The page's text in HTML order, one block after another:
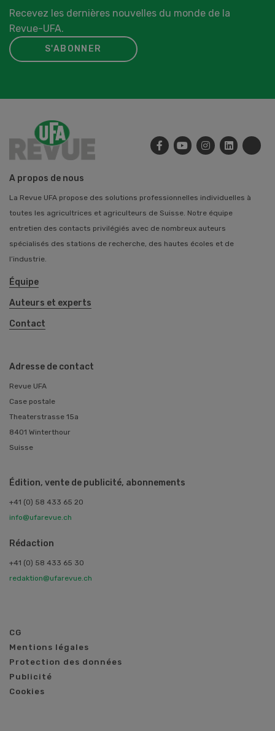
Recevez les dernières nouvelles du monde de la
Revue-UFA.
S'ABONNER
A propos de nous
La Revue UFA propose des solutions professionnelles individuelles à
toutes les agricultrices et agriculteurs de Suisse. Notre équipe
entretien des contacts privilégiés avec de nombreux auteurs
spécialisés des stations de recherche, des hautes écoles et de
l’industrie.
Équipe
Auteurs et experts
Contact
Adresse de contact
Revue UFA
Case postale
Theaterstrasse 15a
8401 Winterthour
Suisse
Édition, vente de publicité, abonnements
+41 (0) 58 433 65 20
info@ufarevue.ch
Rédaction
+41 (0) 58 433 65 30
redaktion@ufarevue.ch
CG
Mentions légales
Protection des données
Publicité
Cookies